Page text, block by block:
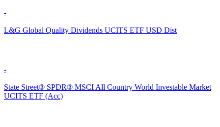
-
L&G Global Quality Dividends UCITS ETF USD Dist
-
State Street® SPDR® MSCI All Country World Investable Market
UCITS ETF (Acc)